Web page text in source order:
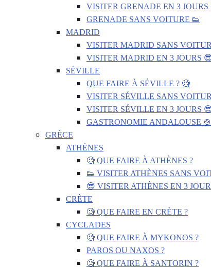
VISITER GRENADE EN 3 JOURS
GRENADE SANS VOITURE 👟
MADRID
VISITER MADRID SANS
VISITER MADRID EN 3 JOURS
SÉVILLE
QUE FAIRE À SÉVILLE ? 🧐
VISITER SÉVILLE SANS
VISITER SÉVILLE EN 3 JOURS
GASTRONOMIE ANDALOUSE 🍲
GRÈCE
ATHÈNES
🧐 QUE FAIRE À ATHÈNES ?
👟 VISITER ATHÈNES SANS
😎 VISITER ATHÈNES EN 3
CRÈTE
🧐 QUE FAIRE EN CRÈTE ?
CYCLADES
🧐 QUE FAIRE À MYKONOS ?
PAROS OU NAXOS ?
🧐 QUE FAIRE À SANTORIN ?